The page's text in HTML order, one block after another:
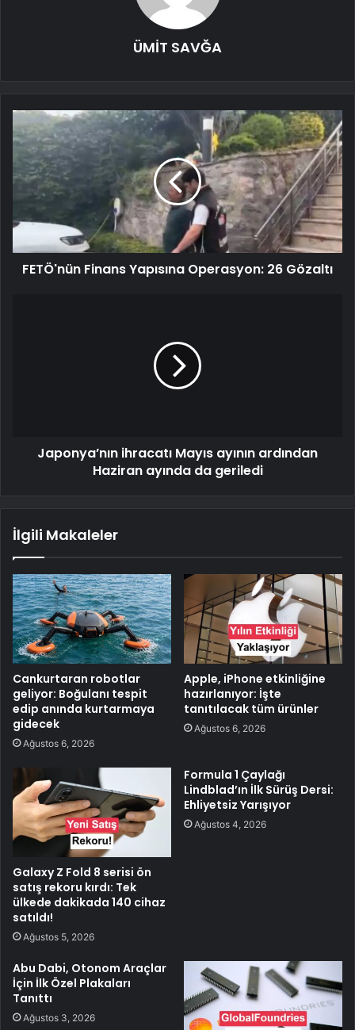
ÜMİT SAVĞA
FETÖ'nün Finans Yapısına Operasyon: 26 Gözaltı
Japonya’nın ihracatı Mayıs ayının ardından
Haziran ayında da geriledi
İlgili Makaleler
Cankurtaran robotlar
geliyor: Boğulanı tespit
edip anında kurtarmaya
gidecek
Ağustos 6, 2026
Apple, iPhone etkinliğine
hazırlanıyor: İşte
tanıtılacak tüm ürünler
Ağustos 6, 2026
Galaxy Z Fold 8 serisi ön
satış rekoru kırdı: Tek
ülkede dakikada 140 cihaz
satıldı!
Ağustos 5, 2026
Formula 1 Çaylağı
Lindblad’ın İlk Sürüş Dersi:
Ehliyetsiz Yarışıyor
Ağustos 4, 2026
Abu Dabi, Otonom Araçlar
İçin İlk Özel Plakaları
Tanıttı
Ağustos 3, 2026